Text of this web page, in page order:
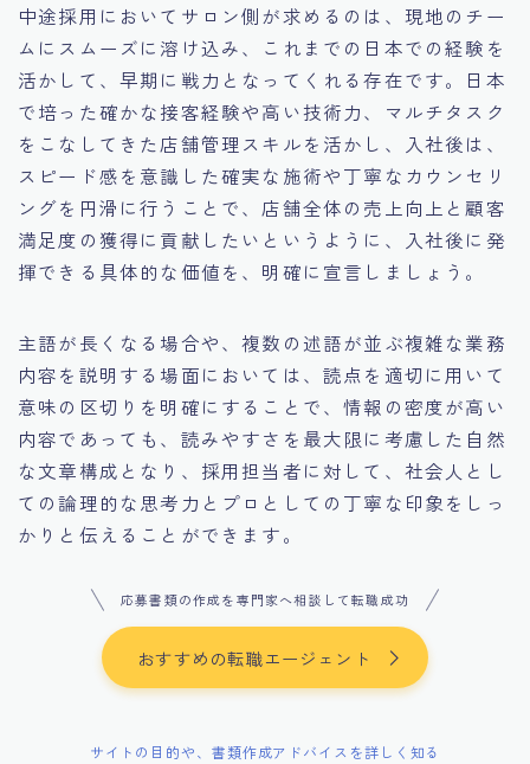
中途採用においてサロン側が求めるのは、現地のチー
ムにスムーズに溶け込み、これまでの日本での経験を
活かして、早期に戦力となってくれる存在です。日本
で培った確かな接客経験や高い技術力、マルチタスク
をこなしてきた店舗管理スキルを活かし、入社後は、
スピード感を意識した確実な施術や丁寧なカウンセリ
ングを円滑に行うことで、店舗全体の売上向上と顧客
満足度の獲得に貢献したいというように、入社後に発
揮できる具体的な価値を、明確に宣言しましょう。
主語が長くなる場合や、複数の述語が並ぶ複雑な業務
内容を説明する場面においては、読点を適切に用いて
意味の区切りを明確にすることで、情報の密度が高い
内容であっても、読みやすさを最大限に考慮した自然
な文章構成となり、採用担当者に対して、社会人とし
ての論理的な思考力とプロとしての丁寧な印象をしっ
かりと伝えることができます。
応募書類の作成を専門家へ相談して転職成功
おすすめの転職エージェント
サイトの目的や、書類作成アドバイスを詳しく知る